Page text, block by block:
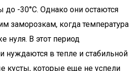
-30°C. Однако они остаются
заморозкам, когда температура
нуля. В этот период
нуждаются в тепле и стабильной
кусты, которые еще не успели